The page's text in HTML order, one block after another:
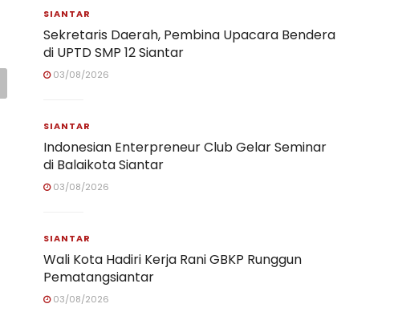
SIANTAR
Sekretaris Daerah, Pembina Upacara Bendera
di UPTD SMP 12 Siantar
03/08/2026
SIANTAR
Indonesian Enterpreneur Club Gelar Seminar
di Balaikota Siantar
03/08/2026
SIANTAR
Wali Kota Hadiri Kerja Rani GBKP Runggun
Pematangsiantar
03/08/2026